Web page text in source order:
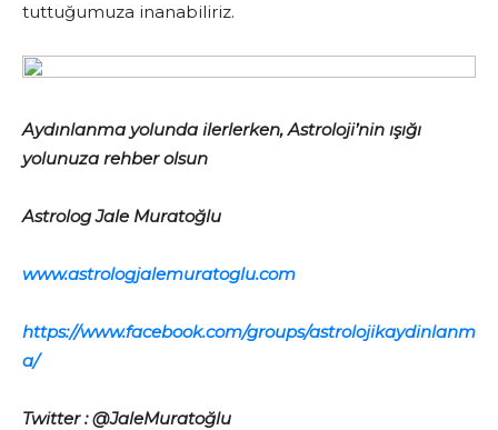
tuttuğumuza inanabiliriz.
Aydınlanma yolunda ilerlerken, Astroloji’nin ışığı
yolunuza rehber olsun
Astrolog Jale Muratoğlu
www.astrologjalemuratoglu.com
https://www.facebook.com/groups/astrolojikaydinlanm
a/
Twitter : @JaleMuratoğlu